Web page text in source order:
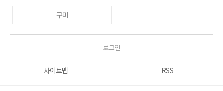
구미
로그인
사이트맵 RSS